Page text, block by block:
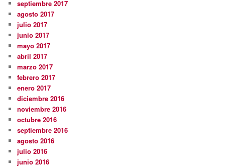
septiembre 2017
agosto 2017
julio 2017
junio 2017
mayo 2017
abril 2017
marzo 2017
febrero 2017
enero 2017
diciembre 2016
noviembre 2016
octubre 2016
septiembre 2016
agosto 2016
julio 2016
junio 2016